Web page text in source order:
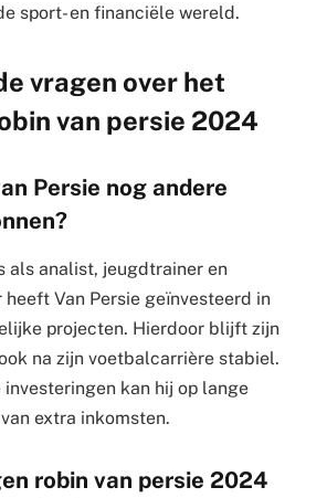
sport- en financiële wereld.
vragen over het
van persie 2024
Persie nog andere
als analist, jeugdtrainer en
Van Persie geïnvesteerd in
projecten. Hierdoor blijft zijn
na zijn voetbalcarrière stabiel.
investeringen kan hij op lange
extra inkomsten.
robin van persie 2024